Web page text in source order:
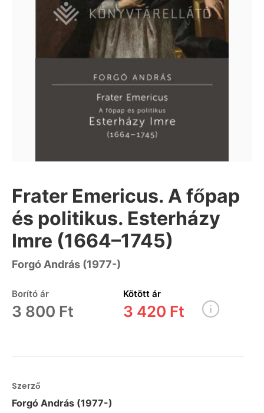
Frater Emericus. A főpap
és politikus. Esterházy
Imre (1664–1745)
Forgó András (1977-)
Borító ár
3 800 Ft
Kötött ár
3 420 Ft
Szerző
Forgó András (1977-)